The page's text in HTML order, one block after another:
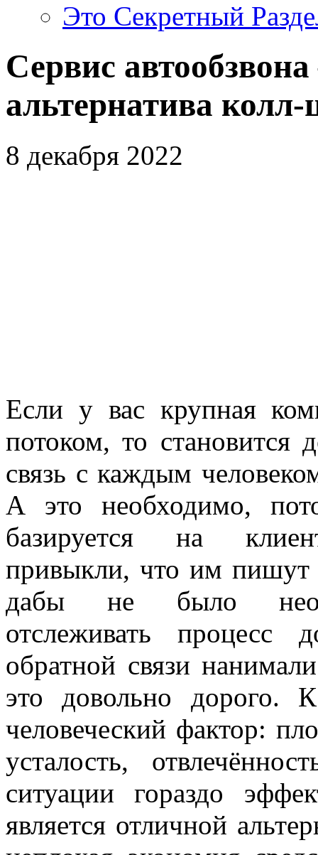
Это Секретный
Сервис
альтернатива колл-
8 декабря 2022
Если у вас крупная
потоком, то становится
связь с каждым
А это необходимо,
базируется на
привыкли, что им пишут
дабы не было
отслеживать процесс
обратной связи
это довольно дорого.
человеческий фактор:
усталость,
ситуации гораздо
является отличной